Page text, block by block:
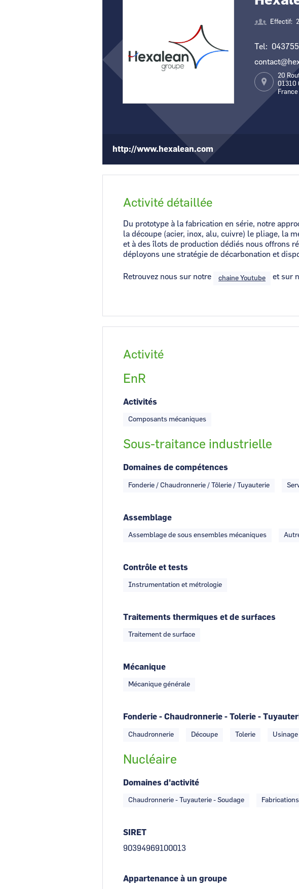
CCI Business
Effectif
Tel
20
01310
France
http://www.hexalean.com
Activité détaillée
Du prototype à la fabrication en série, notre
la découpe (acier, inox, alu, cuivre) le pliage, la
et à des îlots de production dédiés nous offrons
déployons une stratégie de décarbonation et
Retrouvez nous sur notre chaine Youtube et sur
Activité
EnR
Activités
Composants mécaniques
Sous-traitance industrielle
Domaines de compétences
Fonderie / Chaudronnerie / Tôlerie / Tuyauterie
Assemblage
Assemblage de sous ensembles mécaniques
Contrôle et tests
Instrumentation et métrologie
Traitements thermiques et de surfaces
Traitement de surface
Mécanique
Mécanique générale
Fonderie - Chaudronnerie - Tolerie -
Chaudronnerie Découpe Tolerie Usinage
Nucléaire
Domaines d'activité
Chaudronnerie - Tuyauterie - Soudage
SIRET
90394969100013
Appartenance à un groupe